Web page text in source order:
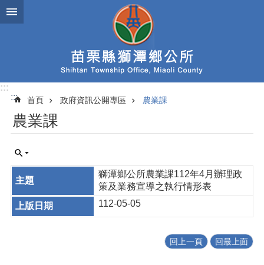
跳到主要內容區塊
:::
:::
首頁 政府資訊公開專區 農業課
農業課
獅潭鄉公所農業課112年4月辦理政
策及業務宣導之執行情形表
112-05-05
回上一頁 回最上面